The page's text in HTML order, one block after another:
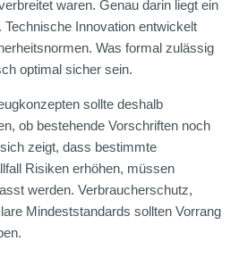
waren. Genau darin liegt ein
Innovation entwickelt
Was formal zulässig
optimal sicher sein.
sollte deshalb
ob bestehende Vorschriften noch
zeigt, dass bestimmte
Risiken erhöhen, müssen
werden. Verbraucherschutz,
Mindeststandards sollten Vorrang